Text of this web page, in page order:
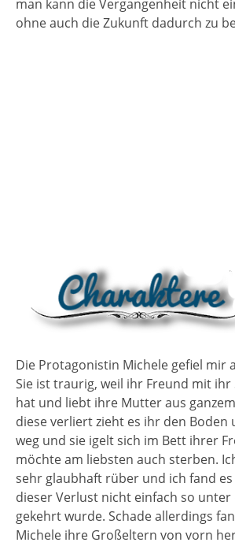
man kann die Vergangenheit nicht
ohne auch die Zukunft dadurch zu
Die Protagonistin Michele gefiel mir
Sie ist traurig, weil ihr Freund mit ihr
hat und liebt ihre Mutter aus
diese verliert zieht es ihr den Boden
weg und sie igelt sich im Bett ihrer
möchte am liebsten auch sterben.
sehr glaubhaft rüber und ich fand es
dieser Verlust nicht einfach so unter
gekehrt wurde. Schade allerdings
Michele ihre Großeltern von vorn